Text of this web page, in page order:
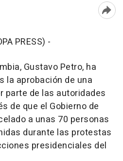
PRESS) -
Gustavo Petro, ha
la aprobación de una
parte de las autoridades
de que el Gobierno de
a unas 70 personas
durante las protestas
presidenciales del